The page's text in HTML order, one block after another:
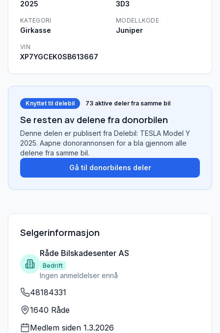
2025 3D3
KATEGORI
Girkasse
MODELLKODE
Juniper
VIN
XP7YGCEK0SB613667
Knyttet til delebil 73 aktive deler fra samme bil
Se resten av delene fra donorbilen
Denne delen er publisert fra Delebil: TESLA Model Y
2025. Aapne donorannonsen for a bla gjennom alle
delene fra samme bil.
Gå til donorbilens deler
Selgerinformasjon
Råde Bilskadesenter AS
Bedrift
Ingen anmeldelser ennå
48184331
1640 Råde
Medlem siden 1.3.2026